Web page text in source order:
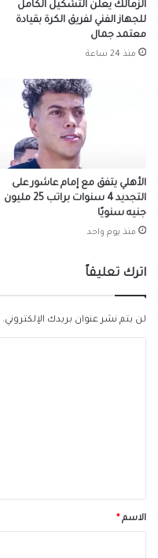
الزمالك يعلن التشكيل الكامل
للجهاز الفني لفريق الكرة بقيادة
معتمد جمال
منذ 24 ساعة
الأهلي يتفق مع إمام عاشور على
التجديد 4 سنوات براتب 25 مليون
جنيه سنويًا
منذ يوم واحد
اترك تعليقاً
لن يتم نشر عنوان بريدك الإلكتروني.
*الاسم*